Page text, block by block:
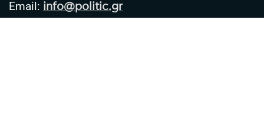
Email: info@politic.gr
Τηλ: